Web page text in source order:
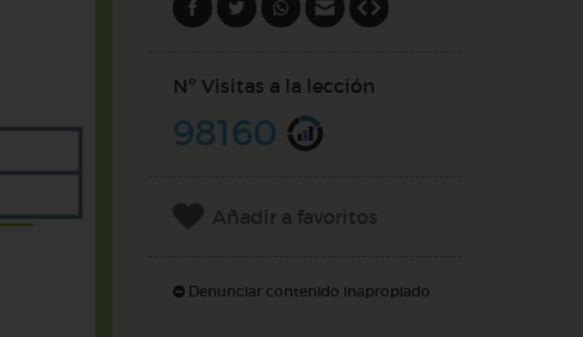
Nº Visitas a la lección
98160
Añadir a favoritos
Denunciar contenido inapropiado